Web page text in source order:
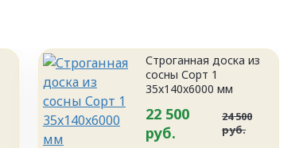
Строганная доска из
сосны Сорт 1
35x140x6000 мм
22 500
руб.
24 500
руб.